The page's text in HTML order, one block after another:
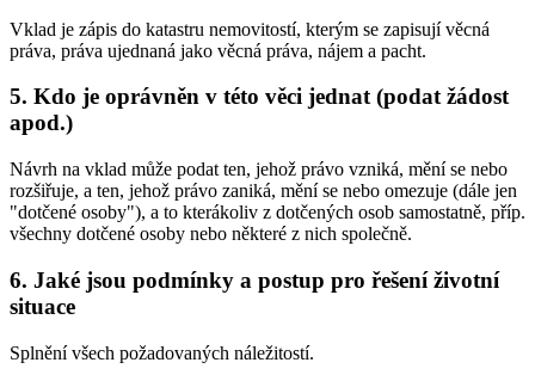
Vklad je zápis do katastru nemovitostí, kterým se zapisují věcná
práva, práva ujednaná jako věcná práva, nájem a pacht.
5. Kdo je oprávněn v této věci jednat (podat žádost
apod.)
Návrh na vklad může podat ten, jehož právo vzniká, mění se nebo
rozšiřuje, a ten, jehož právo zaniká, mění se nebo omezuje (dále jen
"dotčené osoby"), a to kterákoliv z dotčených osob samostatně, příp.
všechny dotčené osoby nebo některé z nich společně.
6. Jaké jsou podmínky a postup pro řešení životní
situace
Splnění všech požadovaných náležitostí.